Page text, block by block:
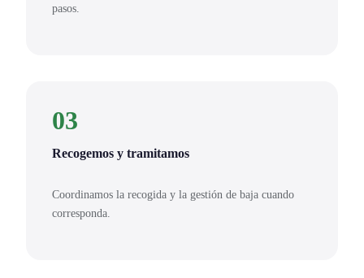
pasos.
03
Recogemos y tramitamos
Coordinamos la recogida y la gestión de baja cuando
corresponda.